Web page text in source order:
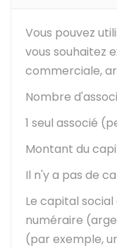
Vous pouvez
vous souhaitez
commerciale,
Nombre
1 seul associé
Montant du
Il n'y a pas de
Le capital
numéraire
(par exemple,